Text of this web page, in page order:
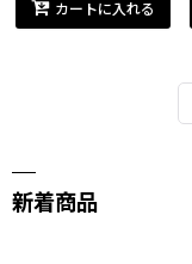
カートに入れる
新着商品